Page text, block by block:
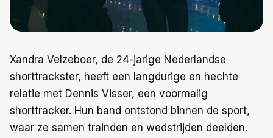
Xandra Velzeboer, de 24-jarige Nederlandse
shorttrackster, heeft een langdurige en hechte
relatie met Dennis Visser, een voormalig
shorttracker. Hun band ontstond binnen de sport,
waar ze samen trainden en wedstrijden deelden.